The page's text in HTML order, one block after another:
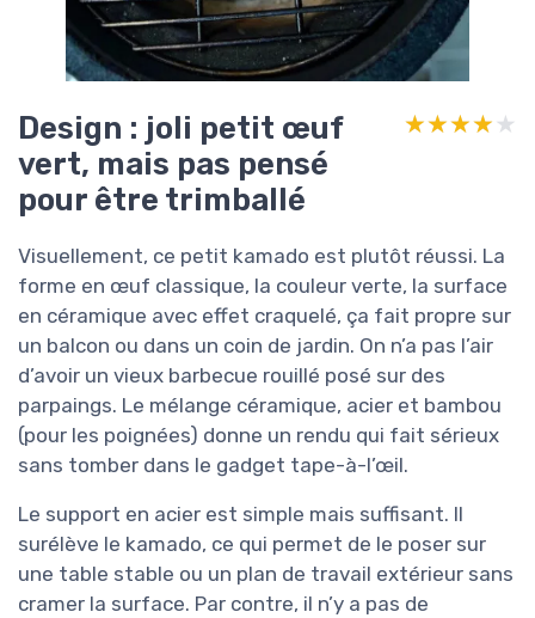
Design : joli petit œuf
vert, mais pas pensé
pour être trimballé
★★★★★
★★★★★
Visuellement, ce petit kamado est plutôt réussi. La
forme en œuf classique, la couleur verte, la surface
en céramique avec effet craquelé, ça fait propre sur
un balcon ou dans un coin de jardin. On n’a pas l’air
d’avoir un vieux barbecue rouillé posé sur des
parpaings. Le mélange céramique, acier et bambou
(pour les poignées) donne un rendu qui fait sérieux
sans tomber dans le gadget tape-à-l’œil.
Le support en acier est simple mais suffisant. Il
surélève le kamado, ce qui permet de le poser sur
une table stable ou un plan de travail extérieur sans
cramer la surface. Par contre, il n’y a pas de